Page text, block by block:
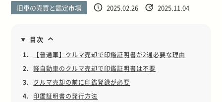
旧車の売買と鑑定市場 2025.02.26 2025.11.04
目次
1.
【普通車】クルマ売却で印鑑証明書が2通必要な理由
2.
軽自動車のクルマ売却で印鑑証明書は不要
3.
クルマ売却の前に印鑑登録が必要
4.
印鑑証明書の発行方法